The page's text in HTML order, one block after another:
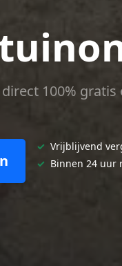
100%
✓ Vrijblijvend
✓ Binnen 24 uur